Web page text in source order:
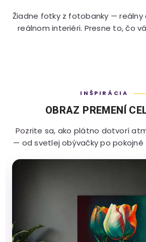
Žiadne fotky z fotobanky — reálny
reálnom interiéri. Presne to, čo
INŠPIRÁCIA
OBRAZ PREMENÍ
Pozrite sa, ako plátno dotvorí
— od svetlej obývačky po pokojné